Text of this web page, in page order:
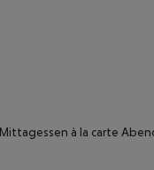
à la carte